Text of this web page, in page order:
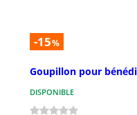
-15%
Goupillon pour
DISPONIBLE